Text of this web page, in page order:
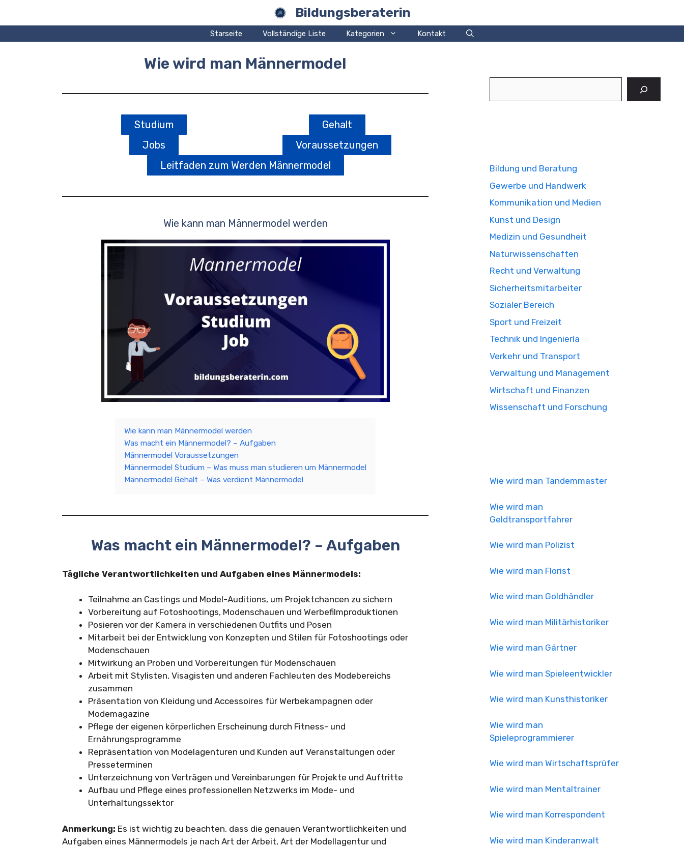
Bildungsberaterin
Starseite Vollständige Liste Kategorien Kontakt
Wie wird man Männermodel
Studium
Gehalt
Jobs
Voraussetzungen
Leitfaden zum Werden Männermodel
Wie kann man Männermodel werden
Wie kann man Männermodel werden
Was macht ein Männermodel? – Aufgaben
Männermodel Voraussetzungen
Männermodel Studium – Was muss man studieren um Männermodel
Männermodel Gehalt – Was verdient Männermodel
Was macht ein Männermodel? – Aufgaben
Tägliche Verantwortlichkeiten und Aufgaben eines Männermodels:
Teilnahme an Castings und Model-Auditions, um Projektchancen zu sichern
Vorbereitung auf Fotoshootings, Modenschauen und Werbefilmproduktionen
Posieren vor der Kamera in verschiedenen Outfits und Posen
Mitarbeit bei der Entwicklung von Konzepten und Stilen für Fotoshootings oder
Modenschauen
Mitwirkung an Proben und Vorbereitungen für Modenschauen
Arbeit mit Stylisten, Visagisten und anderen Fachleuten des Modebereichs
zusammen
Präsentation von Kleidung und Accessoires für Werbekampagnen oder
Modemagazine
Pflege der eigenen körperlichen Erscheinung durch Fitness- und
Ernährungsprogramme
Repräsentation von Modelagenturen und Kunden auf Veranstaltungen oder
Presseterminen
Unterzeichnung von Verträgen und Vereinbarungen für Projekte und Auftritte
Aufbau und Pflege eines professionellen Netzwerks im Mode- und
Unterhaltungssektor
Anmerkung: Es ist wichtig zu beachten, dass die genauen Verantwortlichkeiten und
Aufgaben eines Männermodels je nach Art der Arbeit, Art der Modellagentur und
Bildung und Beratung
Gewerbe und Handwerk
Kommunikation und Medien
Kunst und Design
Medizin und Gesundheit
Naturwissenschaften
Recht und Verwaltung
Sicherheitsmitarbeiter
Sozialer Bereich
Sport und Freizeit
Technik und Ingeniería
Verkehr und Transport
Verwaltung und Management
Wirtschaft und Finanzen
Wissenschaft und Forschung
Wie wird man Tandemmaster
Wie wird man
Geldtransportfahrer
Wie wird man Polizist
Wie wird man Florist
Wie wird man Goldhändler
Wie wird man Militärhistoriker
Wie wird man Gärtner
Wie wird man Spieleentwickler
Wie wird man Kunsthistoriker
Wie wird man
Spieleprogrammierer
Wie wird man Wirtschaftsprüfer
Wie wird man Mentaltrainer
Wie wird man Korrespondent
Wie wird man Kinderanwalt